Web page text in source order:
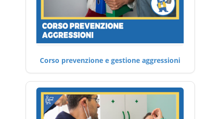
Corso prevenzione e gestione aggressioni